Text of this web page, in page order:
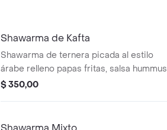
Shawarma de Kafta
Shawarma de ternera picada al estilo
árabe relleno papas fritas, salsa hummus
de garbanzos, yogurt, ensalada árabe.
$ 350,00